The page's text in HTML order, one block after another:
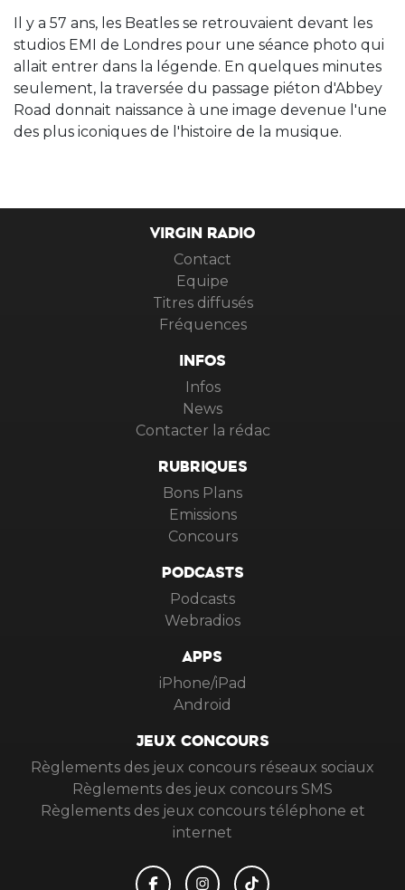
Il y a 57 ans, les Beatles se retrouvaient devant les
studios EMI de Londres pour une séance photo qui
allait entrer dans la légende. En quelques minutes
seulement, la traversée du passage piéton d'Abbey
Road donnait naissance à une image devenue l'une
des plus iconiques de l'histoire de la musique.
VIRGIN RADIO
Contact
Equipe
Titres diffusés
Fréquences
INFOS
Infos
News
Contacter la rédac
RUBRIQUES
Bons Plans
Emissions
Concours
PODCASTS
Podcasts
Webradios
APPS
iPhone/iPad
Android
JEUX CONCOURS
Règlements des jeux concours réseaux sociaux
Règlements des jeux concours SMS
Règlements des jeux concours téléphone et
internet